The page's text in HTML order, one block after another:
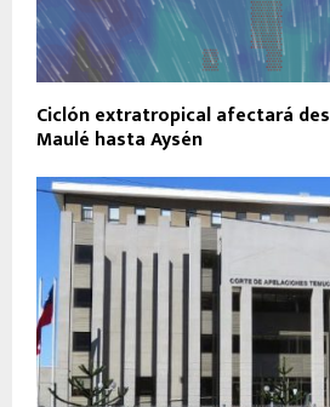
Ciclón extratropical afectará
Maulé hasta Aysén